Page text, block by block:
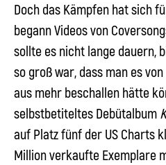
Doch das Kämpfen hat sich
begann Videos von
sollte es nicht lange dauern,
so groß war, dass man es
aus mehr beschallen hätte
selbstbetiteltes Debütalbum
auf Platz fünf der US Charts
Million verkaufte Exemplare